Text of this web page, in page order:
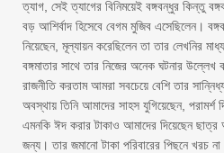
ত্যাগ, সেই ত্যাগের বিনিময়েই বঙ্গবন্ধুর কিন্তু
বড় আশির্বাদ হিসেবে বেগম মুজিব এসেছিলেন।
নিয়েছেন, মূল্যায়ন করেছিলেন তা তার লেখনির
বঙ্গমাতার সাথে তার নিজের অনেক ঘটনার
রাজনীতি করতাম আমরা সবচেয়ে বেশি তার
অবস্থায় তিনি আমাদের সাহস যুগিয়েছেন, পরামর্শ
এমনকি ঈদ করার টাকাও আমাদের দিয়েছেন ছাত্র
জন্য। তার জমানো টাকা পরিবারের পিছনে খরচ